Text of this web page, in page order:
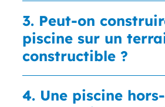
3. Peut-on
piscine sur un
constructible ?
4. Une piscine